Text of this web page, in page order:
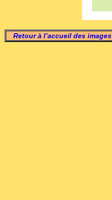
Retour à l’accueil des images